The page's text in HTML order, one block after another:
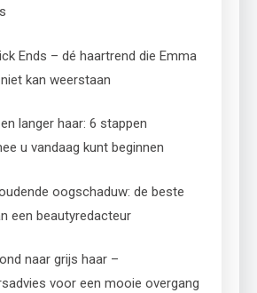
Ends – dé haartrend die Emma
kan weerstaan
en langer haar: 6 stappen
u vandaag kunt beginnen
oogschaduw: de beste
een beautyredacteur
naar grijs haar –
voor een mooie overgang